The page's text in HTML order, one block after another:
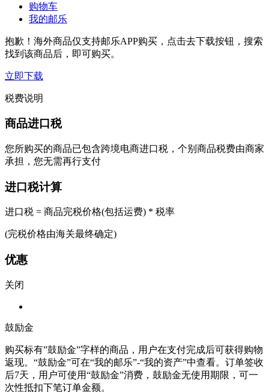
购物车
我的邮乐
抱歉！海外商品仅支持邮乐APP购买，点击去下载按钮，搜索
找到该商品后，即可购买。
立即下载
税费说明
商品进口税
您所购买的商品已包含跨境电商进口税，个别商品税费由商家
承担，您无需再行支付
进口税计算
进口税 = 商品完税价格(包括运费) * 税率
(完税价格由海关最终确定)
优惠
关闭
鼓励金
购买标有”鼓励金”字样的商品，用户在支付完成后可获得购物
返现。“鼓励金”可在“我的邮乐”-“我的资产”中查看。订单签收
后7天，用户可使用“鼓励金”消费，鼓励金无使用期限，可一
次性抵扣下笔订单金额。